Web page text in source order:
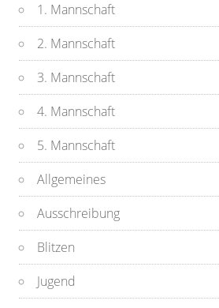
1. Mannschaft
2. Mannschaft
3. Mannschaft
4. Mannschaft
5. Mannschaft
Allgemeines
Ausschreibung
Blitzen
Jugend